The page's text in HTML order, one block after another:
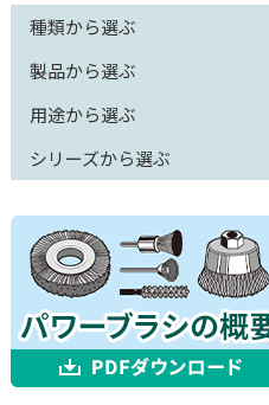
種類から選ぶ
製品から選ぶ
用途から選ぶ
シリーズから選ぶ